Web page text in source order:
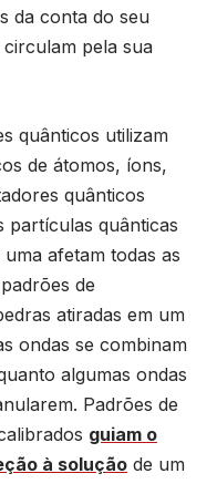
da conta do seu
pela sua
quânticos utilizam
de átomos, íons,
quânticos
partículas quânticas
afetam todas as
de
atiradas em um
ondas se combinam
algumas ondas
Padrões de
guiam o
à solução de um